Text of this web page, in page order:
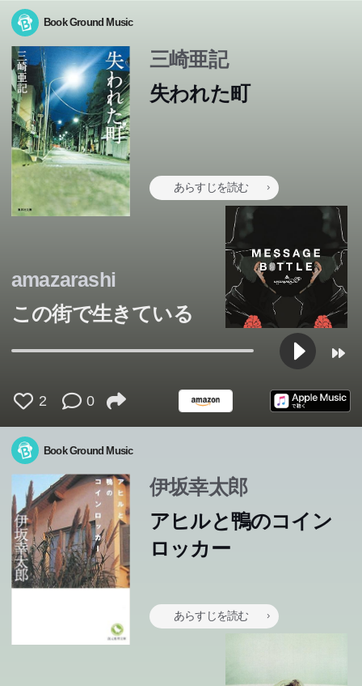
ルクレチア・ボルジア、カトリーヌ・ド・メディチ、マグ
1973年、大阪の廃墟ビルで一人の質屋が殺された。容疑
者は次々に浮かぶが、結局、事件は迷宮入りする。被害者
人生に一度だけの18歳の夏休み。受験勉強を放り出し
を携えて。川崎→唐津、七日間のドライブ。助手席に謎の
園子は人妻でありながら、美しい光子を好きになってしま
い、身体の関係を持ってしまう。女同士の禁断の恋。しか
四人の男女が織りなす愛憎。同性愛であることを周囲にバ
佐和子の家族はちょっとヘン。父を辞めると宣言した父、
Book Ground Music
三崎亜記
失われた町
あらすじを読む
ある日、突然にひとつの町から住民が消失した―三十年ご
は、悲しみを察知してさらにその範囲を広げていく。その
amazarashi
この街で生きている
2 0
Book Ground Music
伊坂幸太郎
アヒルと鴨のコイン
ロッカー
あらすじを読む
ボブ・ディランはまだ鳴っているんだろうか?
の長身の青年。初対面だというのに、彼はいきなり「一緒
たとえ、自分が生と死の境に立っていようとも、人は恋を
すのが仕事。二人の人間を殺した手でボウリングもすれ
わたしは、ありふれた男だ。でも、わたしには全身全霊を
天才数学者でありながら不遇な日日を送っていた高校教師
れ、映画をみて笑い、といういつもながらの暮らしの時間
をおくる。だが降って沸いた友達がらみのなりゆきで、自
多崎つくるは鉄道の駅をつくっている。名古屋での高校時
「お嬢さん、よかったら俺を拾ってくれませんか？ 咬み
ません。躾のできたよい子です」「――あらやだ。けっこ
さやかが彼から聞いたのはそれだけ。でも、それで充分だ
1973年、大阪の廃墟ビルで一人の質屋が殺された。容疑
者は次々に浮かぶが、結局、事件は迷宮入りする。被害者
CDショップに入りびたり、苗字が町や市の名前であり、